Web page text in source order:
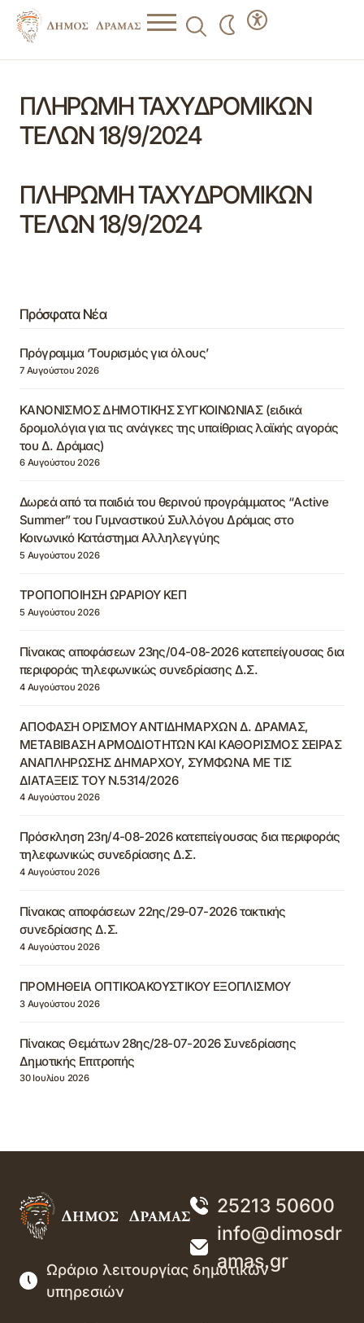
ΠΛΗΡΩΜΗ ΤΑΧΥΔΡΟΜΙΚΩΝ
ΤΕΛΩΝ 18/9/2024
ΠΛΗΡΩΜΗ ΤΑΧΥΔΡΟΜΙΚΩΝ
ΤΕΛΩΝ 18/9/2024
Πρόσφατα Νέα
Πρόγραμμα ‘Τουρισμός για όλους’
7 Αυγούστου 2026
ΚΑΝΟΝΙΣΜΟΣ ΔΗΜΟΤΙΚΗΣ ΣΥΓΚΟΙΝΩΝΙΑΣ (ειδικά
δρομολόγια για τις ανάγκες της υπαίθριας λαϊκής αγοράς
του Δ. Δράμας)
6 Αυγούστου 2026
Δωρεά από τα παιδιά του θερινού προγράμματος “Active
Summer” του Γυμναστικού Συλλόγου Δράμας στο
Κοινωνικό Κατάστημα Αλληλεγγύης
5 Αυγούστου 2026
ΤΡΟΠΟΠΟΙΗΣΗ ΩΡΑΡΙΟΥ ΚΕΠ
5 Αυγούστου 2026
Πίνακας αποφάσεων 23ης/04-08-2026 κατεπείγουσας δια
περιφοράς τηλεφωνικώς συνεδρίασης Δ.Σ.
4 Αυγούστου 2026
ΑΠΟΦΑΣΗ ΟΡΙΣΜΟΥ ΑΝΤΙΔΗΜΑΡΧΩΝ Δ. ΔΡΑΜΑΣ,
ΜΕΤΑΒΙΒΑΣΗ ΑΡΜΟΔΙΟΤΗΤΩΝ ΚΑΙ ΚΑΘΟΡΙΣΜΟΣ ΣΕΙΡΑΣ
ΑΝΑΠΛΗΡΩΣΗΣ ΔΗΜΑΡΧΟΥ, ΣΥΜΦΩΝΑ ΜΕ ΤΙΣ
ΔΙΑΤΑΞΕΙΣ ΤΟΥ Ν.5314/2026
4 Αυγούστου 2026
Πρόσκληση 23η/4-08-2026 κατεπείγουσας δια περιφοράς
τηλεφωνικώς συνεδρίασης Δ.Σ.
4 Αυγούστου 2026
Πίνακας αποφάσεων 22ης/29-07-2026 τακτικής
συνεδρίασης Δ.Σ.
4 Αυγούστου 2026
ΠΡΟΜΗΘΕΙΑ ΟΠΤΙΚΟΑΚΟΥΣΤΙΚΟΥ ΕΞΟΠΛΙΣΜΟΥ
3 Αυγούστου 2026
Πίνακας Θεμάτων 28ης/28-07-2026 Συνεδρίασης
Δημοτικής Επιτροπής
30 Ιουλίου 2026
25213 50600
info@dimosdr
amas.gr
Ωράριο λειτουργίας δημοτικών
υπηρεσιών